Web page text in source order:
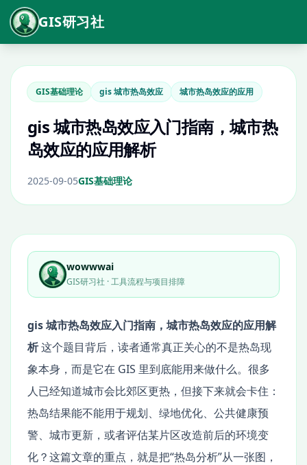
GIS研习社
GIS基础理论 gis 城市热岛效应 城市热岛效应的应用
gis 城市热岛效应入门指南，城市热
岛效应的应用解析
2025-09-05GIS基础理论
wowwwai
GIS研习社 · 工具流程与项目排障
gis 城市热岛效应入门指南，城市热岛效应的应用解
析这个题目背后，读者通常真正关心的不是热岛现
象本身，而是它在 GIS 里到底能用来做什么。很多
人已经知道城市会比郊区更热，但接下来就会卡住：
热岛结果能不能用于规划、绿地优化、公共健康预
警、城市更新，或者评估某片区改造前后的环境变
化？这篇文章的重点，就是把“热岛分析”从一张图，